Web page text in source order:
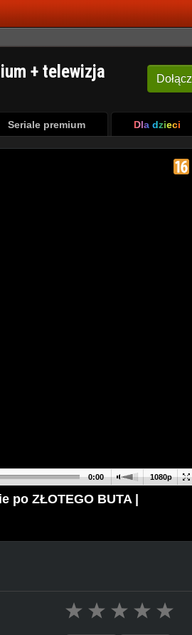
Dołącz
+ telewizja
Seriale premium Dla dzieci
1080p
0:00
po ZŁOTEGO BUTA |